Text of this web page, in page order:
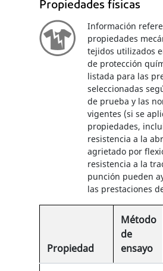
Propiedades físicas
Información
propiedades
tejidos utilizados
de protección
listada para las
seleccionadas
de prueba y las
vigentes (si se
propiedades,
resistencia a la
agrietado por
resistencia a la
punción pueden
las prestaciones
Propiedad
Método
de
ensayo